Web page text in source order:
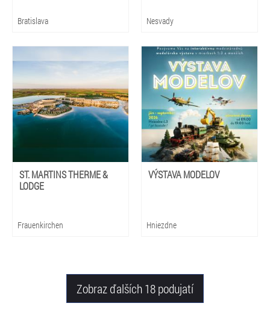
Bratislava Nesvady
ST. MARTINS THERME &
LODGE
Frauenkirchen
VÝSTAVA MODELOV
Hniezdne
Zobraz ďalších 18 podujatí